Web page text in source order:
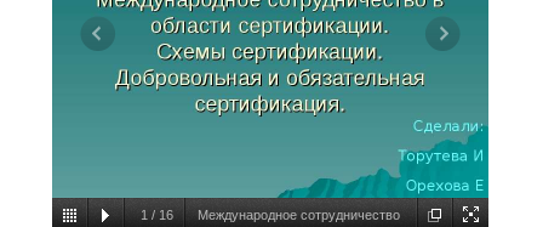
1 / 16 Международное сотрудничество